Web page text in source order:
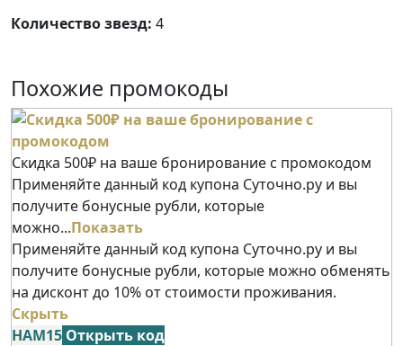
Количество звезд: 4
Похожие промокоды
Скидка 500₽ на ваше бронирование с промокодом
Применяйте данный код купона Суточно.ру и вы
получите бонусные рубли, которые
можно...Показать
Применяйте данный код купона Суточно.ру и вы
получите бонусные рубли, которые можно обменять
на дисконт до 10% от стоимости проживания.
Скрыть
НАМ15 Открыть код